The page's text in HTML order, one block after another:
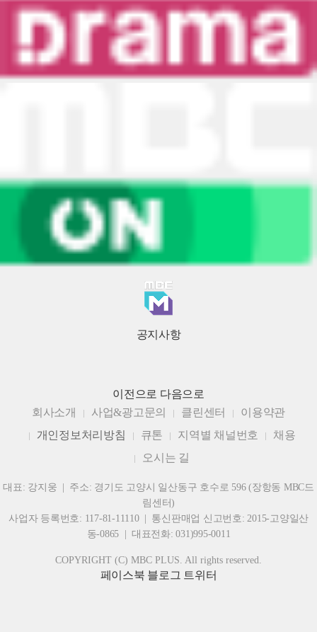
공지사항
이전으로 다음으로
회사소개
사업&광고문의 클린센터
이용약관
개인정보처리방침
큐톤 지역별 채널번호
채용
오시는 길
대표: 강지웅 | 주소: 경기도 고양시 일산동구 호수로 596 (장항동 MBC드
림센터)
사업자 등록번호: 117-81-11110 | 통신판매업 신고번호: 2015-고양일산
동-0865 | 대표전화: 031)995-0011
COPYRIGHT (C) MBC PLUS. All rights reserved.
페이스북 블로그 트위터